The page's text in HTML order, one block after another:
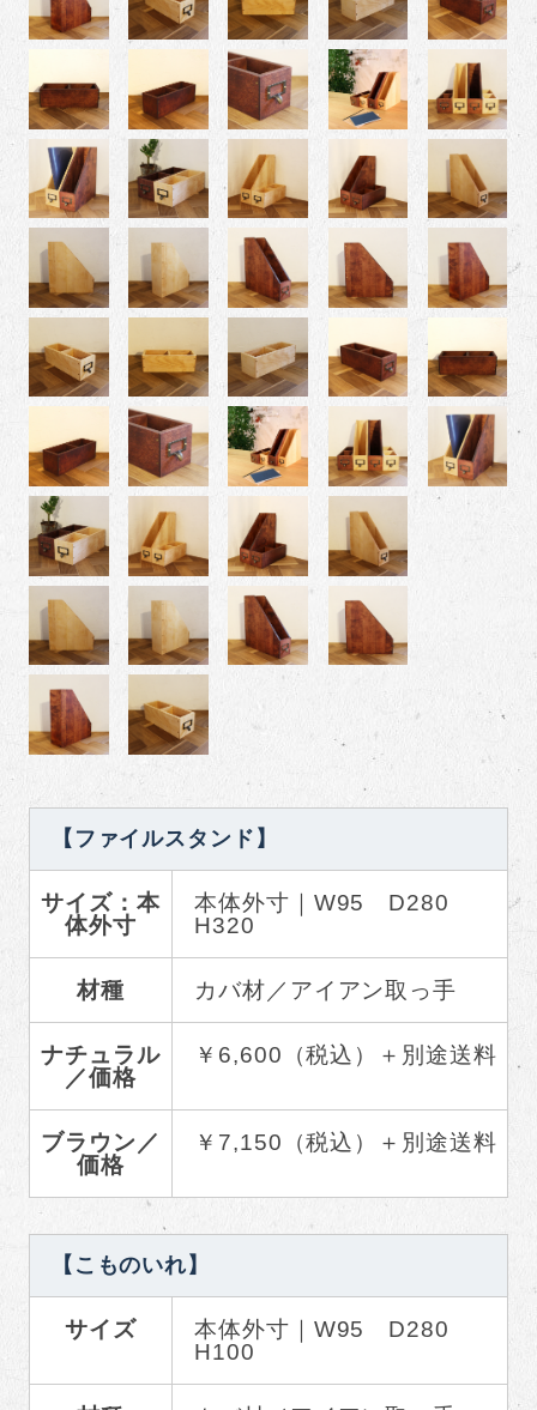
【ファイルスタンド】
サイズ：本
体外寸
本体外寸｜W95 D280
H320
材種 カバ材／アイアン取っ手
ナチュラル
／価格
￥6,600（税込）＋別途送料
ブラウン／
価格
￥7,150（税込）＋別途送料
【こものいれ】
サイズ
本体外寸｜W95 D280
H100